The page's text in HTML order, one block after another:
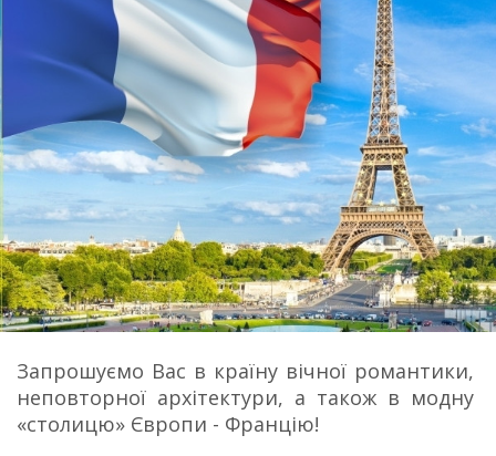
Запрошуємо Вас в країну вічної романтики,
неповторної архітектури, а також в модну
«столицю» Європи - Францію!